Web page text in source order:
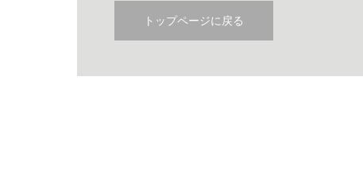
トップページに戻る